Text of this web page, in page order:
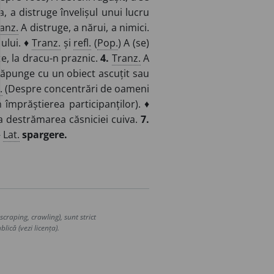
a distruge învelișul unui lucru
A distruge, a nărui, a nimici.
♦ Tranz. și refl. (Pop.) A (se)
la dracu-n praznic.4. Tranz. A
cu un obiect ascuțit sau
(Despre concentrări de oameni
participanților). ♦
destrămarea căsniciei cuiva.7.
Lat. spargere.
crawling), sunt strict
(vezi licența).